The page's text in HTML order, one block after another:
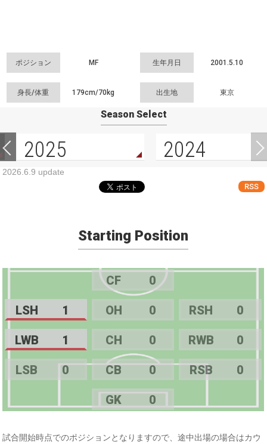
ポジション MF 生年月日 2001.5.10
身長/体重 179cm/70kg 出生地 東京
Season Select
2025 2024
2026.6.9 update
RSS
Starting Position
CF 0
LSH 1 OH 0 RSH 0
LWB 1 CH 0 RWB 0
LSB 0 CB 0 RSB 0
GK 0
試合開始時点でのポジションとなりますので、途中出場の場合はカウ